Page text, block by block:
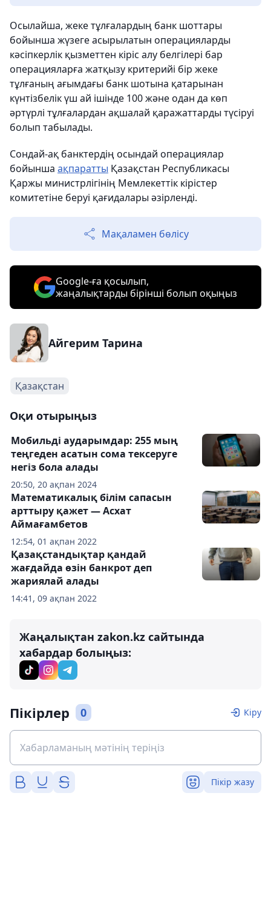
Осылайша, жеке тұлғалардың банк шоттары
бойынша жүзеге асырылатын операцияларды
кәсiпкерлiк қызметтен кiрiс алу белгiлерi бар
операцияларға жатқызу критерийi бiр жеке
тұлғаның ағымдағы банк шотына қатарынан
күнтiзбелiк үш ай iшiнде 100 және одан да көп
әртүрлi тұлғалардан ақшалай қаражаттарды түсiруi
болып табылады.
Сондай-ақ банктердің осындай операциялар
бойынша ақпаратты Қазақстан Республикасы
Қаржы министрлігінің Мемлекеттік кірістер
комитетіне беруі қағидалары әзірленді.
Мақаламен бөлісу
Google-ға қосылып,
жаңалықтарды бірінші болып оқыңыз
Айгерим Тарина
Қазақстан
Оқи отырыңыз
20:50, 20 ақпан 2024
Мобильді аударымдар: 255 мың
теңгеден асатын сома тексеруге
негіз бола алады
12:54, 01 ақпан 2022
Математикалық білім сапасын
арттыру қажет — Асхат
Аймағамбетов
14:41, 09 ақпан 2022
Қазақстандықтар қандай
жағдайда өзін банкрот деп
жариялай алады
Жаңалықтан zakon.kz сайтында
хабардар болыңыз:
Пікірлер 0 Кіру
Пікір жазу